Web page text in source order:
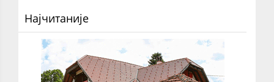
Најчитаније